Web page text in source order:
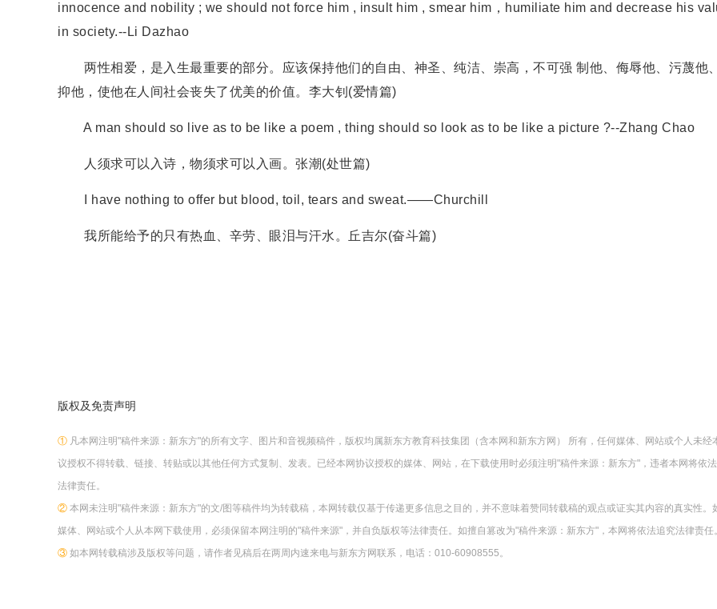
innocence and nobility ; we should not force him , insult him , smear him，humiliate him and decrease his
in society.--Li Dazhao
两性相爱，是入生最重要的部分。应该保持他们的自由、神圣、纯洁、崇高，不可强 制他、侮辱他、污蔑他
抑他，使他在人间社会丧失了优美的价值。李大钊(爱情篇)
A man should so live as to be like a poem , thing should so look as to be like a picture ?--Zhang Chao
人须求可以入诗，物须求可以入画。张潮(处世篇)
I have nothing to offer but blood, toil, tears and sweat.——Churchill
我所能给予的只有热血、辛劳、眼泪与汗水。丘吉尔(奋斗篇)
版权及免责声明
① 凡本网注明"稿件来源：新东方"的所有文字、图片和音视频稿件，版权均属新东方教育科技集团（含本网和新东方网） 所有，任何媒体、网站或个人未经
议授权不得转载、链接、转贴或以其他任何方式复制、发表。已经本网协议授权的媒体、网站，在下载使用时必须注明"稿件来源：新东方"，违者本网将依
法律责任。
② 本网未注明"稿件来源：新东方"的文/图等稿件均为转载稿，本网转载仅基于传递更多信息之目的，并不意味着赞同转载稿的观点或证实其内容的真实性。
媒体、网站或个人从本网下载使用，必须保留本网注明的"稿件来源"，并自负版权等法律责任。如擅自篡改为"稿件来源：新东方"，本网将依法追究法律责任
③ 如本网转载稿涉及版权等问题，请作者见稿后在两周内速来电与新东方网联系，电话：010-60908555。